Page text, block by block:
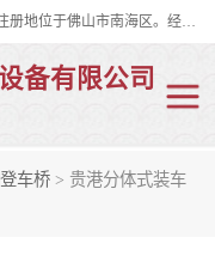
佛山市皇加力机械设备有限公司成立于2017年，注册地位于佛山市南海区。经营范围包括：其他机械设备及电子产品批发、电气设备批发、贸易代理、五金产品批发等；主要产品有：移动式登车桥、叉车装卸货平台、移动式升降机、升降货梯、油桶夹具、电动堆高车。
备有限公司
车桥 > 贵港分体式装车